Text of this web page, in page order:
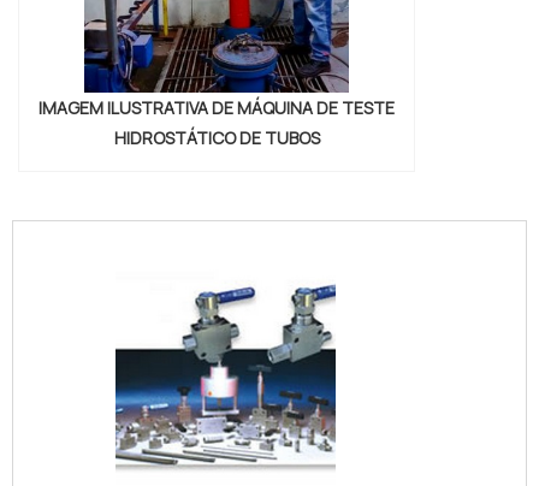
IMAGEM ILUSTRATIVA DE MÁQUINA DE TESTE
HIDROSTÁTICO DE TUBOS